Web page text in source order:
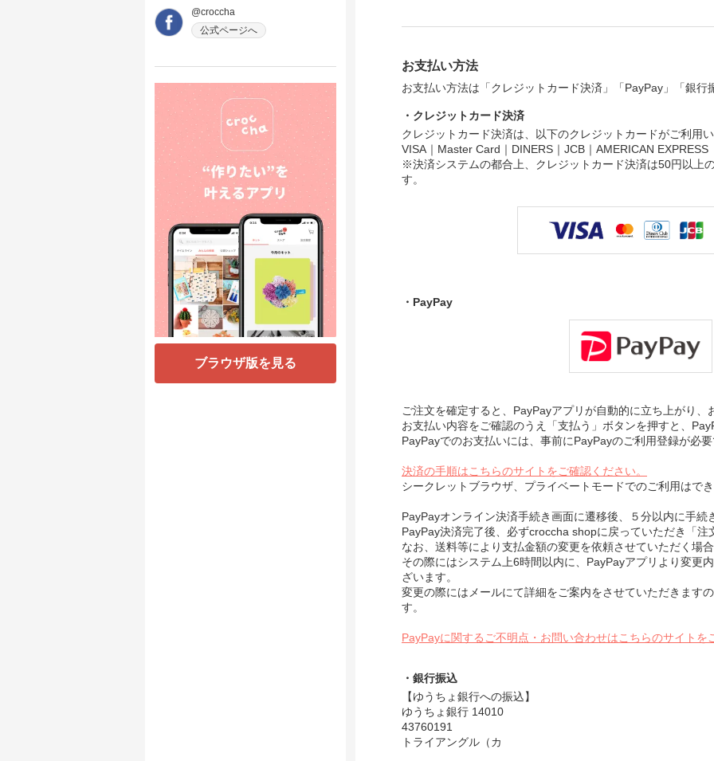
@croccha
公式ページへ
ブラウザ版を見る
お支払い方法
お支払い方法は「クレジットカード決済」「PayPay」「銀行
・クレジットカード決済
クレジットカード決済は、以下のクレジットカードがご利用
VISA｜Master Card｜DINERS｜JCB｜AMERICAN EXPRESS
※決済システムの都合上、クレジットカード決済は50円以上
す。
・PayPay
ご注文を確定すると、PayPayアプリが自動的に立ち上がり、
お支払い内容をご確認のうえ「支払う」ボタンを押すと、
PayPayでのお支払いには、事前にPayPayのご利用登録が必
決済の手順はこちらのサイトをご確認ください。
シークレットブラウザ、プライベートモードでのご利用はで
PayPayオンライン決済手続き画面に遷移後、５分以内に手続
PayPay決済完了後、必ずcroccha shopに戻っていただき「注
なお、送料等により支払金額の変更を依頼させていただく場
その際にはシステム上6時間以内に、PayPayアプリより変更
ざいます。
変更の際にはメールにて詳細をご案内をさせていただきます
す。
PayPayに関するご不明点・お問い合わせはこちらのサイトを
・銀行振込
【ゆうちょ銀行への振込】
ゆうちょ銀行 14010
43760191
トライアングル（カ